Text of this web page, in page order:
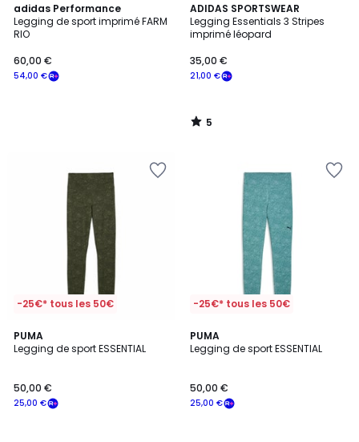
adidas Performance
Legging de sport imprimé FARM
RIO
54,00 €
60,00 €
ADIDAS SPORTSWEAR
Legging Essentials 3 Stripes
imprimé léopard
21,00 €
35,00 €
5
/
5
5
/
-25€* tous les 50€
PUMA
Legging de sport ESSENTIAL
25,00 €
50,00 €
4
/
-25€* tous les 50€
PUMA
Legging de sport ESSENTIAL
25,00 €
50,00 €
4
/